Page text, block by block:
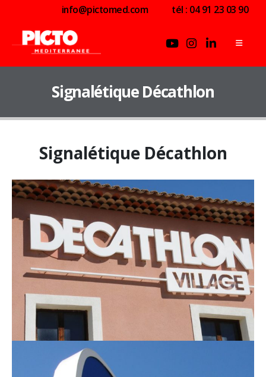
info@pictomed.com tél : 04 91 23 03 90
Signalétique Décathlon
Signalétique Décathlon